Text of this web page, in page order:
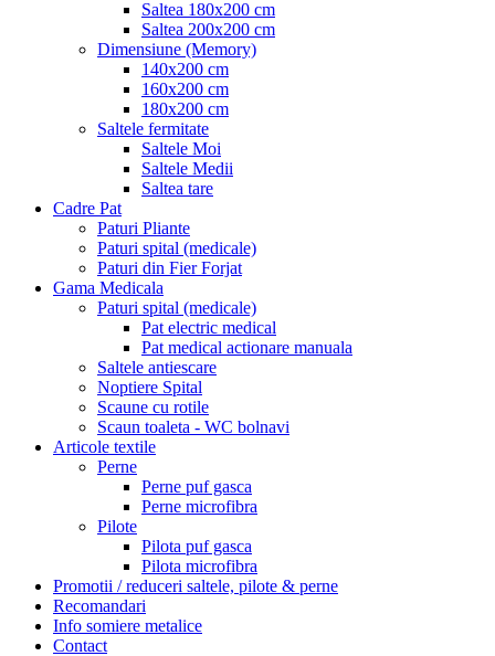
Saltea 180x200 cm
Saltea 200x200 cm
Dimensiune (Memory)
140x200 cm
160x200 cm
180x200 cm
Saltele fermitate
Saltele Moi
Saltele Medii
Saltea tare
Cadre Pat
Paturi Pliante
Paturi spital (medicale)
Paturi din Fier Forjat
Gama Medicala
Paturi spital (medicale)
Pat electric medical
Pat medical actionare manuala
Saltele antiescare
Noptiere Spital
Scaune cu rotile
Scaun toaleta - WC bolnavi
Articole textile
Perne
Perne puf gasca
Perne microfibra
Pilote
Pilota puf gasca
Pilota microfibra
Promotii / reduceri saltele, pilote & perne
Recomandari
Info somiere metalice
Contact